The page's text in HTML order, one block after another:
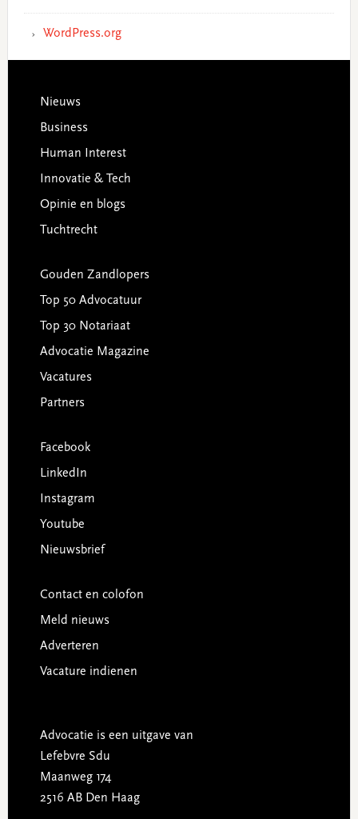
WordPress.org
Footer
Nieuws
Business
Human Interest
Innovatie & Tech
Opinie en blogs
Tuchtrecht
Gouden Zandlopers
Top 50 Advocatuur
Top 30 Notariaat
Advocatie Magazine
Vacatures
Partners
Facebook
LinkedIn
Instagram
Youtube
Nieuwsbrief
Contact en colofon
Meld nieuws
Adverteren
Vacature indienen
Advocatie is een uitgave van
Lefebvre Sdu
Maanweg 174
2516 AB Den Haag